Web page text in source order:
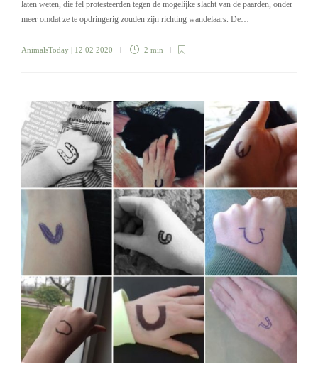
laten weten, die fel protesteerden tegen de mogelijke slacht van de paarden, onder
meer omdat ze te opdringerig zouden zijn richting wandelaars. De…
AnimalsToday | 12 02 2020 2 min